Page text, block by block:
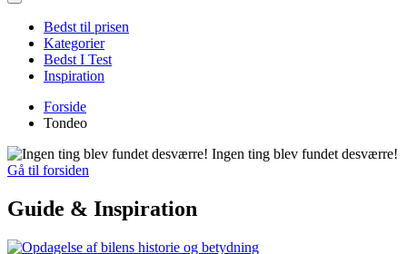
Bedst til prisen
Kategorier
Bedst I Test
Inspiration
Forside
Tondeo
Ingen ting blev fundet desværre!
Gå til forsiden
Guide & Inspiration